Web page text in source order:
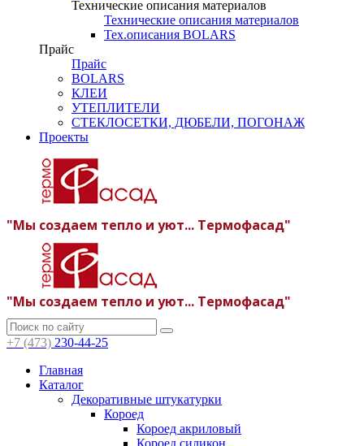
Технические описания материалов
Технические описания материалов
Тех.описания BOLARS
Прайс
Прайс
BOLARS
КЛЕИ
УТЕПЛИТЕЛИ
СТЕКЛОСЕТКИ, ДЮБЕЛИ, ПОГОНАЖ
Проекты
"Мы создаем тепло и уют... Термофасад"
"Мы создаем тепло и уют... Термофасад"
+7 (473) 230-44-25
Главная
Каталог
Декоративные штукатурки
Короед
Короед акриловый
Короед силикон